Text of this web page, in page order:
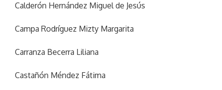
Calderón Hernández Miguel de Jesús
Campa Rodríguez Mizty Margarita
Carranza Becerra Liliana
Castañón Méndez Fátima